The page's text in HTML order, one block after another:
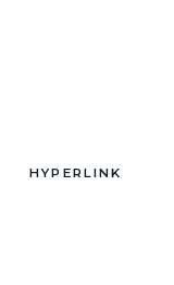
HYPERLINK